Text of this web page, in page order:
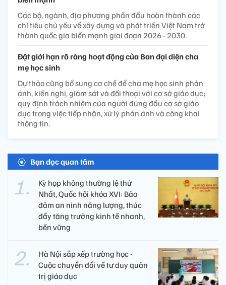
Các bộ, ngành, địa phương phấn đấu hoàn thành các
chỉ tiêu chủ yếu về xây dựng và phát triển Việt Nam trở
thành quốc gia biển mạnh giai đoạn 2026 - 2030.
Đặt giới hạn rõ ràng hoạt động của Ban đại diện cha
mẹ học sinh
Dự thảo cũng bổ sung cơ chế để cha mẹ học sinh phản
ánh, kiến nghị, giám sát và đối thoại với cơ sở giáo dục;
quy định trách nhiệm của người đứng đầu cơ sở giáo
dục trong việc tiếp nhận, xử lý phản ánh và công khai
thông tin.
Bạn đọc quan tâm
Kỳ họp không thường lệ thứ
Nhất, Quốc hội khóa XVI: Bảo
đảm an ninh năng lượng, thúc
đẩy tăng trưởng kinh tế nhanh,
bền vững
Hà Nội sắp xếp trường học -
Cuộc chuyển đổi về tư duy quản
trị giáo dục